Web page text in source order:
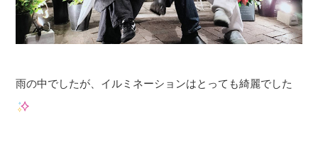
雨の中でしたが、イルミネーションはとっても綺麗でした